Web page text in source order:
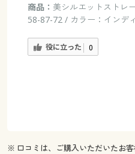
商品： 美シルエットストレ
58-87-72 / カラー：インディ
役に立った 0
※ 口コミは、ご購入いただいたお